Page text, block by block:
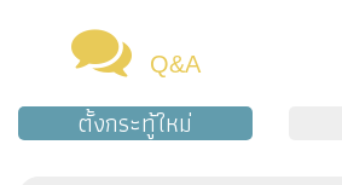
Q&A
ตั้งกระทู้ใหม่